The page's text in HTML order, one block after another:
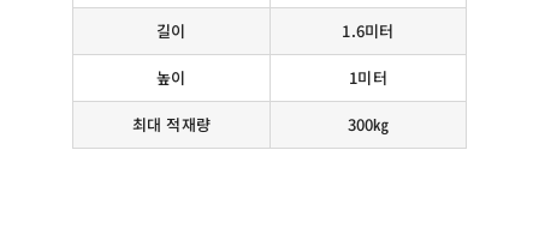
길이 1.6미터
높이 1미터
최대 적재량 300㎏